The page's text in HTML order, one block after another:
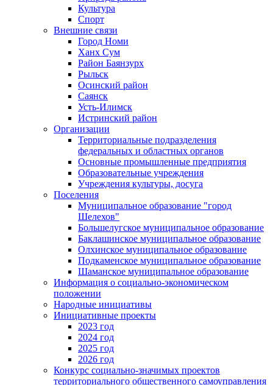
Культура
Спорт
Внешние связи
Город Номи
Ханх Сум
Район Баянзурх
Рыльск
Осинский район
Саянск
Усть-Илимск
Истринский район
Организации
Территориальные подразделения
федеральных и областных органов
Основные промышленные предприятия
Образовательные учреждения
Учреждения культуры, досуга
Поселения
Муниципальное образование "город
Шелехов"
Большелугское муниципальное образование
Баклашинское муниципальное образование
Олхинское муниципальное образование
Подкаменское муниципальное образование
Шаманское муниципальное образование
Информация о социально-экономическом
положении
Народные инициативы
Инициативные проекты
2023 год
2024 год
2025 год
2026 год
Конкурс социально-значимых проектов
территориального общественного самоуправления